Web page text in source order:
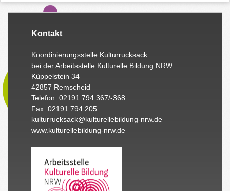
Kontakt
Koordinierungsstelle Kulturrucksack
bei der Arbeitsstelle Kulturelle Bildung NRW
Küppelstein 34
42857 Remscheid
Telefon: 02191 794 367/-368
Fax: 02191 794 205
kulturrucksack@kulturellebildung-nrw.de
www.kulturellebildung-nrw.de